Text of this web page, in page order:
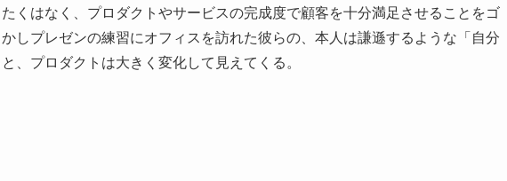
くはなく、プロダクトやサービスの完成度で顧客を十分満足させることをゴ
しプレゼンの練習にオフィスを訪れた彼らの、本人は謙遜するような「自分
、プロダクトは大きく変化して見えてくる。